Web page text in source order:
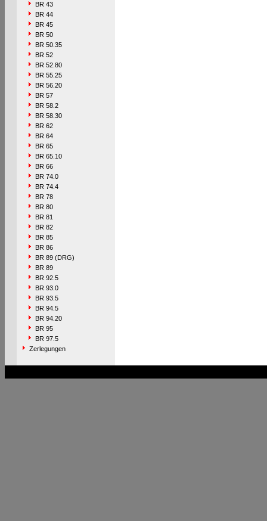
BR 43
BR 44
BR 45
BR 50
BR 50.35
BR 52
BR 52.80
BR 55.25
BR 56.20
BR 57
BR 58.2
BR 58.30
BR 62
BR 64
BR 65
BR 65.10
BR 66
BR 74.0
BR 74.4
BR 78
BR 80
BR 81
BR 82
BR 85
BR 86
BR 89 (DRG)
BR 89
BR 92.5
BR 93.0
BR 93.5
BR 94.5
BR 94.20
BR 95
BR 97.5
Zerlegungen